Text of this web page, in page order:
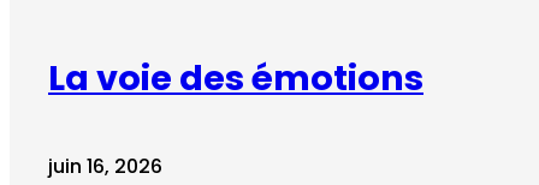
La voie des émotions
juin 16, 2026